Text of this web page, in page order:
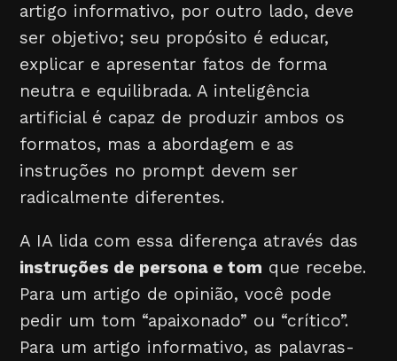
artigo informativo, por outro lado, deve
ser objetivo; seu propósito é educar,
explicar e apresentar fatos de forma
neutra e equilibrada. A inteligência
artificial é capaz de produzir ambos os
formatos, mas a abordagem e as
instruções no prompt devem ser
radicalmente diferentes.
A IA lida com essa diferença através das
instruções de persona e tom que recebe.
Para um artigo de opinião, você pode
pedir um tom “apaixonado” ou “crítico”.
Para um artigo informativo, as palavras-